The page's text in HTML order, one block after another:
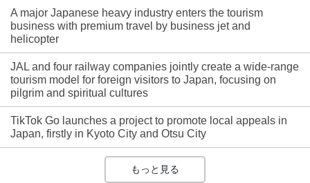
A major Japanese heavy industry enters the tourism
business with premium travel by business jet and
helicopter
JAL and four railway companies jointly create a wide-range
tourism model for foreign visitors to Japan, focusing on
pilgrim and spiritual cultures
TikTok Go launches a project to promote local appeals in
Japan, firstly in Kyoto City and Otsu City
もっと見る